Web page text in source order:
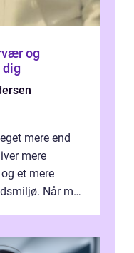
dig
mere end
mere
et mere
Når man